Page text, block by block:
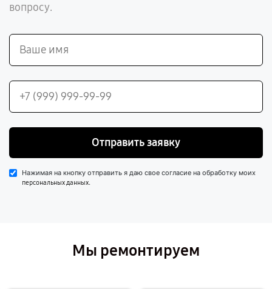
вопросу.
Отправить заявку
Нажимая на кнопку отправить я даю свое согласие на обработку моих
персональных данных.
Мы ремонтируем